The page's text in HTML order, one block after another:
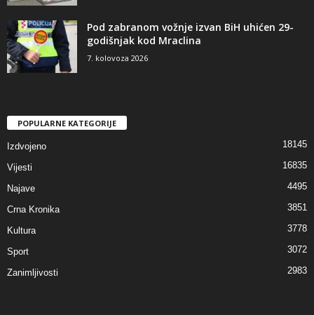
Pod zabranom vožnje izvan BiH uhićen 29-
godišnjak kod Mraclina
7. kolovoza 2026
POPULARNE KATEGORIJE
Izdvojeno 18145
Vijesti 16835
Najave 4495
Crna Kronika 3851
Kultura 3778
Sport 3072
Zanimljivosti 2983